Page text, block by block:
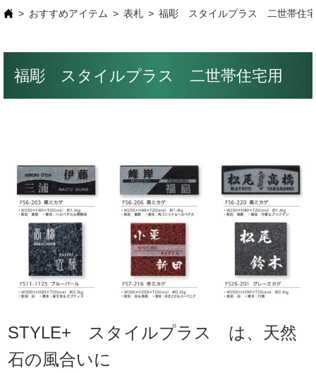
おすすめアイテム 表札 福彫 スタイルプラス 二世帯住
福彫 スタイルプラス 二世帯住宅用
STYLE+ スタイルプラス は、天然
石の風合いに